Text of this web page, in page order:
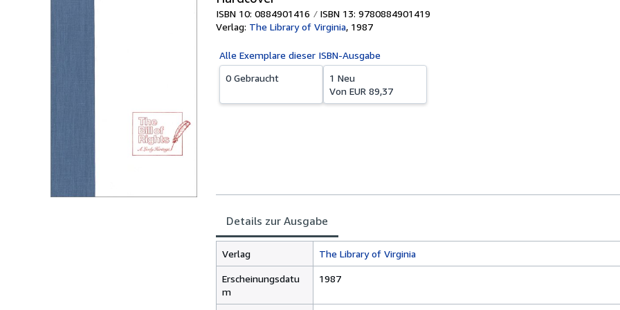
ISBN 10: 0884901416
ISBN 13: 9780884901419
Verlag: The Library of Virginia, 1987
Alle Exemplare dieser ISBN-Ausgabe
0 Gebraucht
1 Neu
Von EUR 89,37
Details zur Ausgabe
Verlag The Library of Virginia
Erscheinungsdatu
m
1987